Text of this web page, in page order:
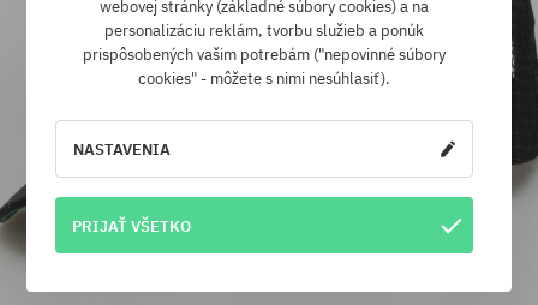
webovej stránky (základné súbory cookies) a na
personalizáciu reklám, tvorbu služieb a ponúk
prispôsobených vašim potrebám ("nepovinné súbory
cookies" - môžete s nimi nesúhlasiť).
NASTAVENIA
PRIJAŤ VŠETKO